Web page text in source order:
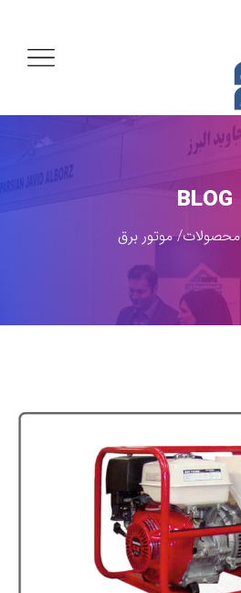
BLOG
محصولات موتور برق